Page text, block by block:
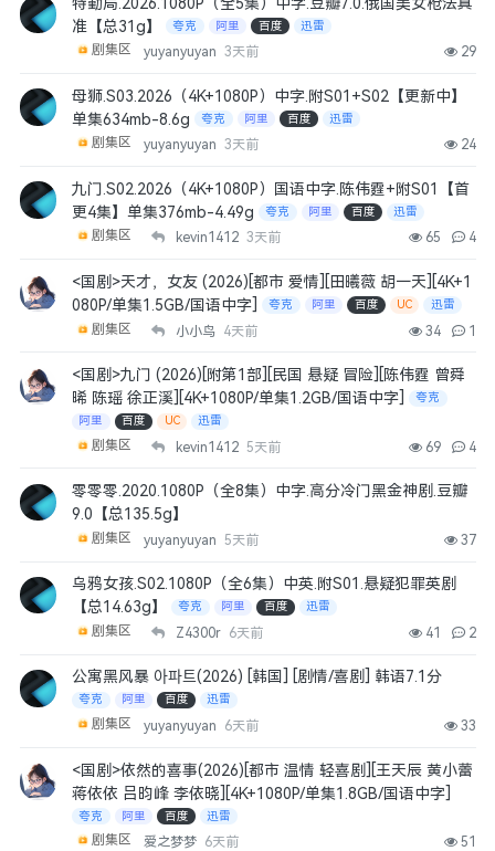
特勤局.2026.1080P（全5集）中字.豆瓣7.0.俄国美女枪法真
准【总31g】
夸克 阿里 百度 迅雷
剧集区 yuyanyuyan 3天前 29
母狮.S03.2026（4K+1080P）中字.附S01+S02【更新中】
单集634mb-8.6g
夸克 阿里 百度 迅雷
剧集区 yuyanyuyan 3天前 24
九门.S02.2026（4K+1080P）国语中字.陈伟霆+附S01【首
更4集】单集376mb-4.49g
夸克 阿里 百度 迅雷
剧集区 kevin1412 3天前 65 4
<国剧>天才，女友 (2026)[都市 爱情][田曦薇 胡一天][4K+1
080P/单集1.5GB/国语中字]
夸克 阿里 百度 UC 迅雷
剧集区 小小鸟 4天前 34 1
<国剧>九门 (2026)[附第1部][民国 悬疑 冒险][陈伟霆 曾舜
晞 陈瑶 徐正溪][4K+1080P/单集1.2GB/国语中字]
夸克
阿里
百度 UC 迅雷
剧集区 kevin1412 5天前 69 4
零零零.2020.1080P（全8集）中字.高分冷门黑金神剧.豆瓣
9.0【总135.5g】
剧集区 yuyanyuyan 5天前 37
乌鸦女孩.S02.1080P（全6集）中英.附S01.悬疑犯罪英剧
【总14.63g】
夸克 阿里 百度 迅雷
剧集区 Z4300r 6天前 41 2
公寓黑风暴 아파트(2026) [韩国] [剧情/喜剧] 韩语7.1分
夸克 阿里 百度 迅雷
剧集区 yuyanyuyan 6天前 33
<国剧>依然的喜事(2026)[都市 温情 轻喜剧][王天辰 黄小蕾
蒋依依 吕昀峰 李依晓][4K+1080P/单集1.8GB/国语中字]
夸克 阿里 百度 迅雷
剧集区 爱之梦梦 6天前 51